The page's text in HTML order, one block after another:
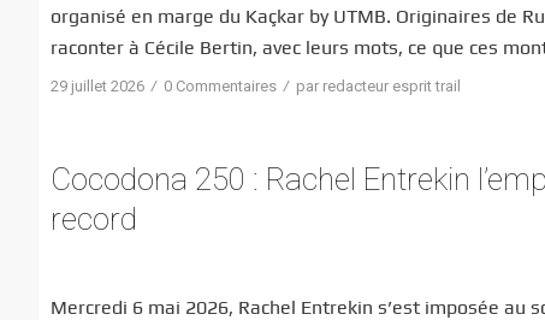
organisé en marge du Kaçkar by UTMB. Originaires de
raconter à Cécile Bertin, avec leurs mots, ce que ces
29 juillet 2026 / 0 Commentaires / par redacteur esprit trail
Cocodona 250 : Rachel Entrekin
record
Mercredi 6 mai 2026, Rachel Entrekin s’est imposée au